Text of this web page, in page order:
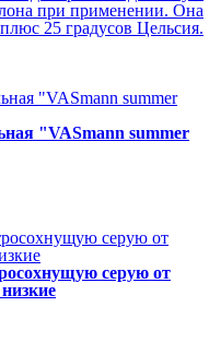
при применении. Она
25 градусов Цельсия.
"VASmann summer
серую от